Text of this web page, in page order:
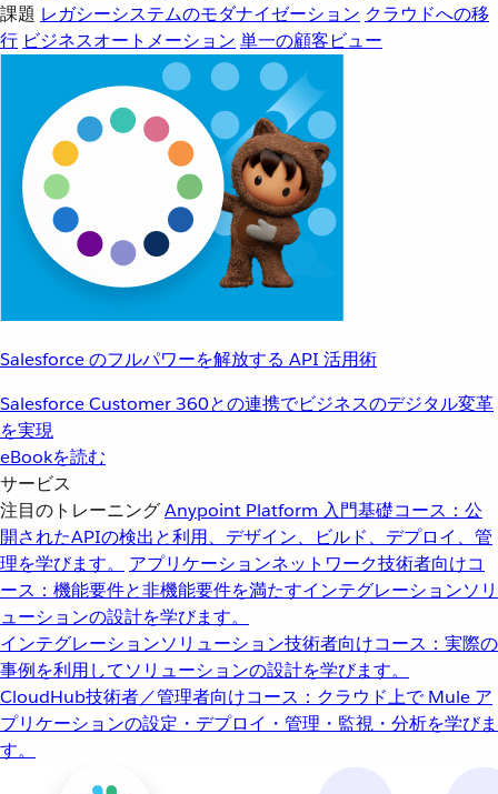
課題 レガシーシステムのモダナイゼーション クラウドへの移
行 ビジネスオートメーション 単一の顧客ビュー
Salesforce のフルパワーを解放する API 活用術
Salesforce Customer 360との連携でビジネスのデジタル変革
を実現
eBookを読む
サービス
注目のトレーニングAnypoint Platform 入門基礎コース：公
開されたAPIの検出と利用、デザイン、ビルド、デプロイ、管
理を学びます。
アプリケーションネットワーク技術者向けコ
ース：機能要件と非機能要件を満たすインテグレーションソリ
ューションの設計を学びます。
インテグレーションソリューション技術者向けコース：実際の
事例を利用してソリューションの設計を学びます。
CloudHub技術者／管理者向けコース：クラウド上で Mule ア
プリケーションの設定・デプロイ・管理・監視・分析を学びま
す。